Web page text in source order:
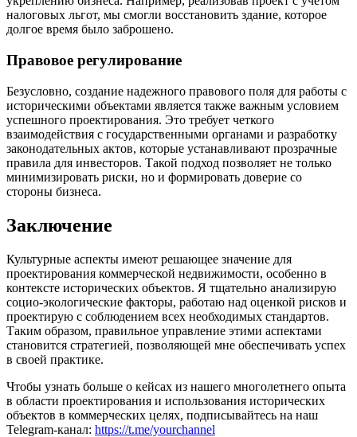
налоговых льгот, мы смогли восстановить здание, которое
долгое время было заброшено.
Правовое регулирование
Безусловно, создание надежного правового поля для работы с
историческими объектами является также важным условием
успешного проектирования. Это требует четкого
взаимодействия с государственными органами и разработку
законодательных актов, которые устанавливают прозрачные
правила для инвесторов. Такой подход позволяет не только
минимизировать риски, но и формировать доверие со
стороны бизнеса.
Заключение
Культурные аспекты имеют решающее значение для
проектирования коммерческой недвижимости, особенно в
контексте исторических объектов. Я тщательно анализирую
социо-экологические факторы, работаю над оценкой рисков и
проектирую с соблюдением всех необходимых стандартов.
Таким образом, правильное управление этими аспектами
становится стратегией, позволяющей мне обеспечивать успех
в своей практике.
Чтобы узнать больше о кейсах из нашего многолетнего опыта
в области проектирования и использования исторических
объектов в коммерческих целях, подписывайтесь на наш
Telegram-канал: https://t.me/yourchannel